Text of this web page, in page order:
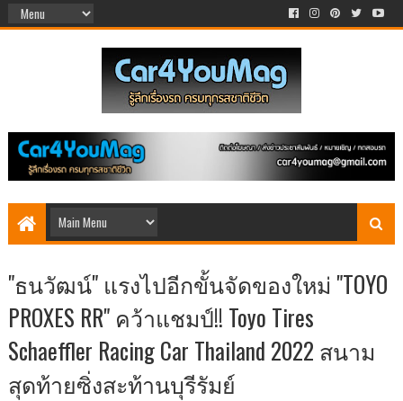
"ธนวัฒน์" แรงไปอีกขั้นจัดของใหม่ "TOYO
PROXES RR" คว้าแชมป์!! Toyo Tires
Schaeffler Racing Car Thailand 2022 สนาม
สุดท้ายซิ่งสะท้านบุรีรัมย์